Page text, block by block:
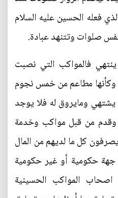
فعله الحسين عليه السلام
صلوات وتتنهد عبادة.
فالمواكب التي نصبت
وكأنها مطاعم من خمس نجوم
يشتهي ومايروق له فلا يوجد
وقدم من قبل مواكب وخدمة
كل ما لديهم من المال
حكومية أو غير حكومية
المواكب الحسينية